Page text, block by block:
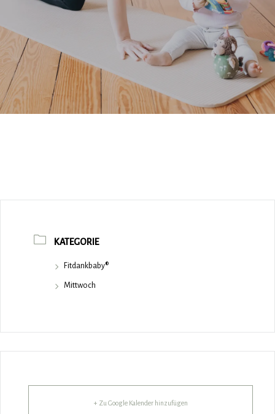
KATEGORIE
Fitdankbaby®
Mittwoch
+ Zu Google Kalender hinzufügen